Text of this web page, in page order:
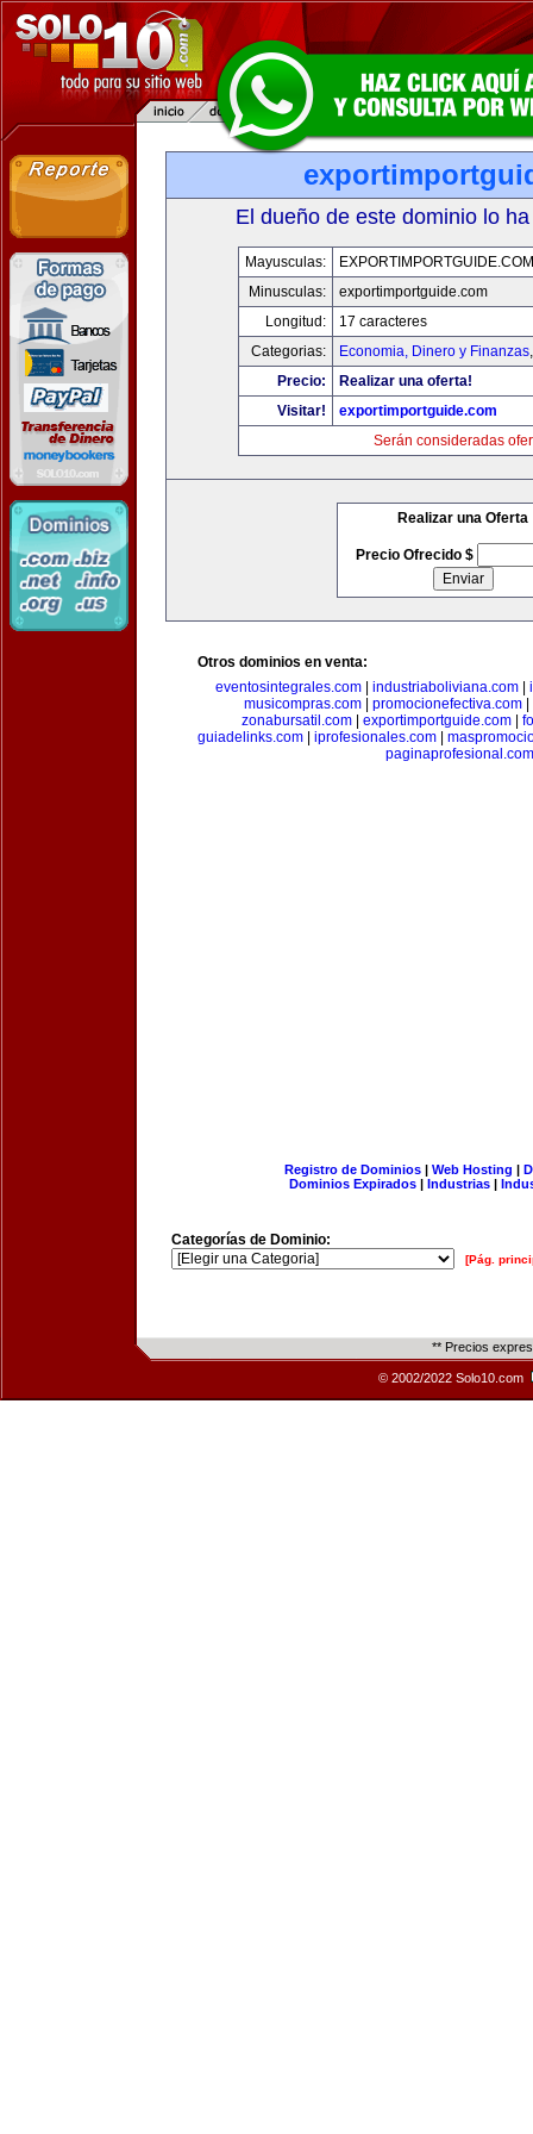
El dueño de este dominio lo
Mayusculas:
EXPORTIMPORTGUIDE.COM
Minusculas:
exportimportguide.com
Longitud:
17 caracteres
Categorias:
Economia, Dinero y Finanzas
Precio:
Realizar una oferta!
Visitar!
exportimportguide.com
Serán consideradas
Realizar una Oferta
Precio Ofrecido $
Otros dominios en venta:
eventosintegrales.com| industriaboliviana.com|
musicompras.com
promocionefectiva.com
zonabursatil.com
exportimportguide.com
guiadelinks.com
iprofesionales.com
paginaprofesional.com
Registro de Dominios| Web Hosting |
Dominios Expirados | Industrias |
Categorías de Dominio:
[Pág.
** Precios
© 2002/2022 Solo10.com